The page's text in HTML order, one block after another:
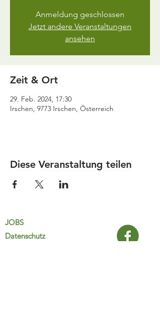
Anmeldung geschlossen
Jetzt andere Veranstaltungen
ansehen
Zeit & Ort
29. Feb. 2024, 17:30
Irschen, 9773 Irschen, Österreich
Diese Veranstaltung teilen
JOBS
Datenschutz